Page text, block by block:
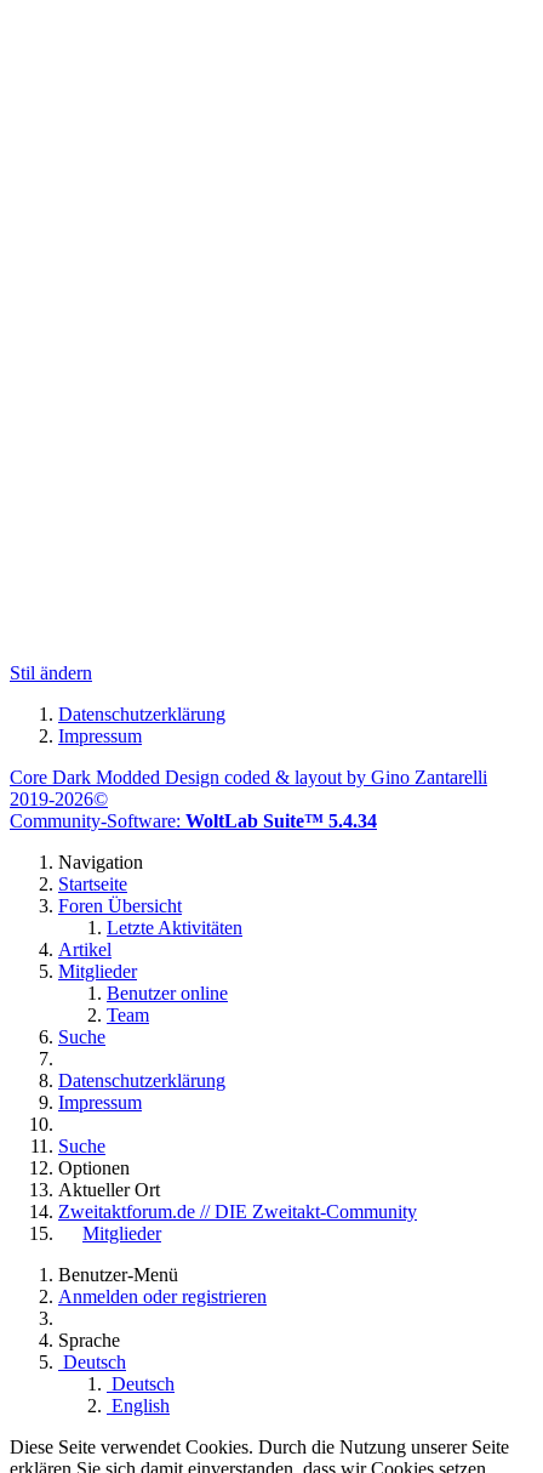
Stil ändern
Datenschutzerklärung
Impressum
Core Dark Modded Design coded & layout by Gino Zantarelli
2019-2026©
Community-Software: WoltLab Suite™ 5.4.34
Navigation
Startseite
Foren Übersicht
Letzte Aktivitäten
Artikel
Mitglieder
Benutzer online
Team
Suche
Datenschutzerklärung
Impressum
Suche
Optionen
Aktueller Ort
Zweitaktforum.de // DIE Zweitakt-Community
Mitglieder
Benutzer-Menü
Anmelden oder registrieren
Sprache
Deutsch
Deutsch
English
Diese Seite verwendet Cookies. Durch die Nutzung unserer Seite
erklären Sie sich damit einverstanden, dass wir Cookies setzen.